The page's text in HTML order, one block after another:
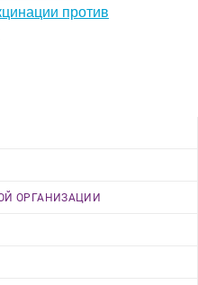
против
ОРГАНИЗАЦИИ